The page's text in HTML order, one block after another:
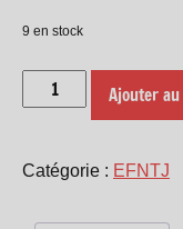
9 en stock
quantité
(stage
Ajouter
Catégorie : EFNTJ